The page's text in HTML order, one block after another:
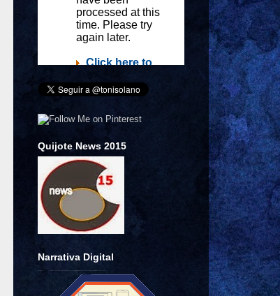
Quijote News 2015
Narrativa Digital